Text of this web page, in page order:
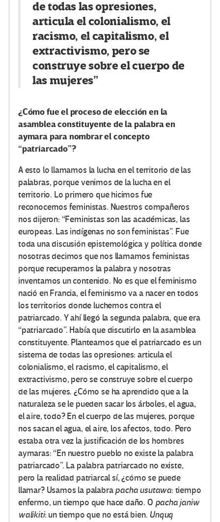
de todas las opresiones,
articula el colonialismo, el
racismo, el capitalismo, el
extractivismo, pero se
construye sobre el cuerpo de
las mujeres”
¿Cómo fue el proceso de elección en la
asamblea constituyente de la palabra en
aymara para nombrar el concepto
“patriarcado”?
A esto lo llamamos la lucha en el territorio de las
palabras, porque venimos de la lucha en el
territorio. Lo primero que hicimos fue
reconocernos feministas. Nuestros compañeros
nos dijeron: “Feministas son las académicas, las
europeas. Las indígenas no son feministas”. Fue
toda una discusión epistemológica y política donde
nosotras decimos que nos llamamos feministas
porque recuperamos la palabra y nosotras
inventamos un contenido. No es que el feminismo
nació en Francia, el feminismo va a nacer en todos
los territorios donde luchemos contra el
patriarcado. Y ahí llegó la segunda palabra, que era
“patriarcado”. Había que discutirlo en la asamblea
constituyente. Planteamos que el patriarcado es un
sistema de todas las opresiones: articula el
colonialismo, el racismo, el capitalismo, el
extractivismo, pero se construye sobre el cuerpo
de las mujeres. ¿Cómo se ha aprendido que a la
naturaleza se le pueden sacar los árboles, el agua,
el aire, todo? En el cuerpo de las mujeres, porque
nos sacan el agua, el aire, los afectos, todo. Pero
estaba otra vez la justificación de los hombres
aymaras: “En nuestro pueblo no existe la palabra
patriarcado”. La palabra patriarcado no existe,
pero la realidad patriarcal sí, ¿cómo se puede
llamar? Usamos la palabrapacha usutawa: tiempo
enfermo, un tiempo que hace daño. O pacha janiw
walikiti: un tiempo que no está bien. Unquq